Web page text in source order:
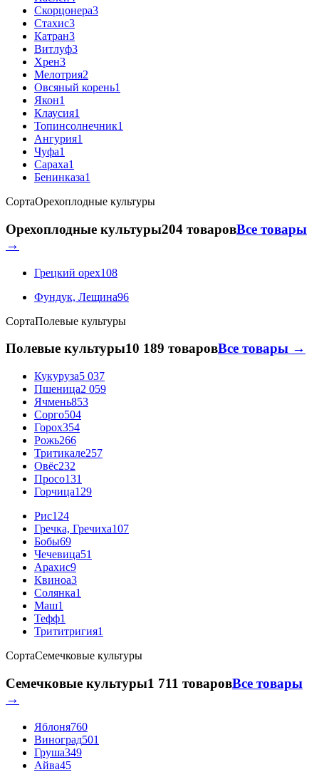
Скорцонера3
Стахис3
Катран3
Витлуф3
Хрен3
Мелотрия2
Овсяный корень1
Якон1
Клаусия1
Топинсолнечник1
Ангурия1
Чуфа1
Сараха1
Бенинказа1
СортаОрехоплодные культуры
Орехоплодные культуры204 товаровВсе товары
→
Грецкий орех108
Фундук, Лещина96
СортаПолевые культуры
Полевые культуры10 189 товаровВсе товары →
Кукуруза5 037
Пшеница2 059
Ячмень853
Сорго504
Горох354
Рожь266
Тритикале257
Овёс232
Просо131
Горчица129
Рис124
Гречка, Гречиха107
Бобы69
Чечевица51
Арахис9
Квиноа3
Солянка1
Маш1
Тефф1
Трититригия1
СортаСемечковые культуры
Семечковые культуры1 711 товаровВсе товары
→
Яблоня760
Виноград501
Груша349
Айва45